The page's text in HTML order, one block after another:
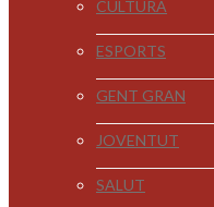
CULTURA
ESPORTS
GENT GRAN
JOVENTUT
SALUT